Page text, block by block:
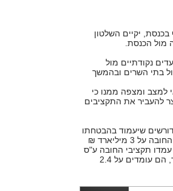
החורף בכנסת, יקיים השלטון
מול הכנסת.
נקודתיים מול
בתי השרים ובהמשך
למצב ומצפה ממנו כי
להעביר את התקציבים
שיעמוד בהבטחתו
למתווה עולה של החזר הכספים והעמדת תקציבי החובה על 3 מיליארד ₪
עד 2012. בשלטון המקומי מציינים שבשנת 2002 עמדו תקציבי החובה ע"ס
3.4 מיליארד ₪, ובמקום שהיום יגיעו ל 4 מיליארד, הם עומדים על 2.4